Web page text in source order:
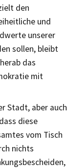
den
und
unserer
sollen, bleibt
das
mit
Stadt, aber auch
diese
vom Tisch
nichts